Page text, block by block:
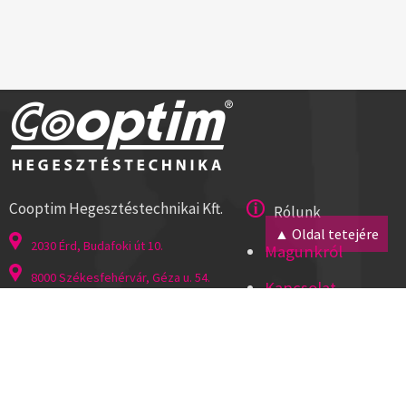
▲ Oldal tetejére
Cooptim Hegesztéstechnikai Kft.
2030 Érd, Budafoki út 10.
8000 Székesfehérvár, Géza u. 54.
Rólunk
Magunkról
Kapcsolat